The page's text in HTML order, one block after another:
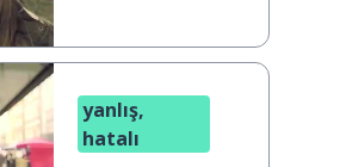
yanlış,
hatalı